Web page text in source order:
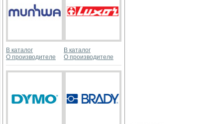
В каталог
О производителе
В каталог
О производителе